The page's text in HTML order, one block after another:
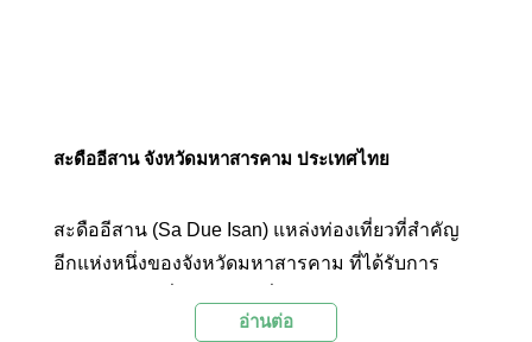
สะดืออีสาน จังหวัดมหาสารคาม ประเทศไทย
สะดืออีสาน (Sa Due Isan) แหล่งท่องเที่ยวที่สำคัญ
อีกแห่งหนึ่งของจังหวัดมหาสารคาม ที่ได้รับการ
เป็นศูนย์กลางหรือสะดืออีสานอย่างแท้จริง
อ่านต่อ